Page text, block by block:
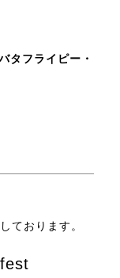
タフライピー・
ております。